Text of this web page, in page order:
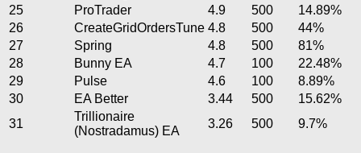
25
ProTrader 4.9 500
14.89%
26
CreateGridOrdersTune 4.8 500
44%
27
Spring 4.8 500
81%
28
Bunny EA 4.7 100
22.48%
29
Pulse 4.6 100
8.89%
30
EA Better 3.44 500
15.62%
31
Trillionaire
(Nostradamus) EA
3.26 500 9.7%